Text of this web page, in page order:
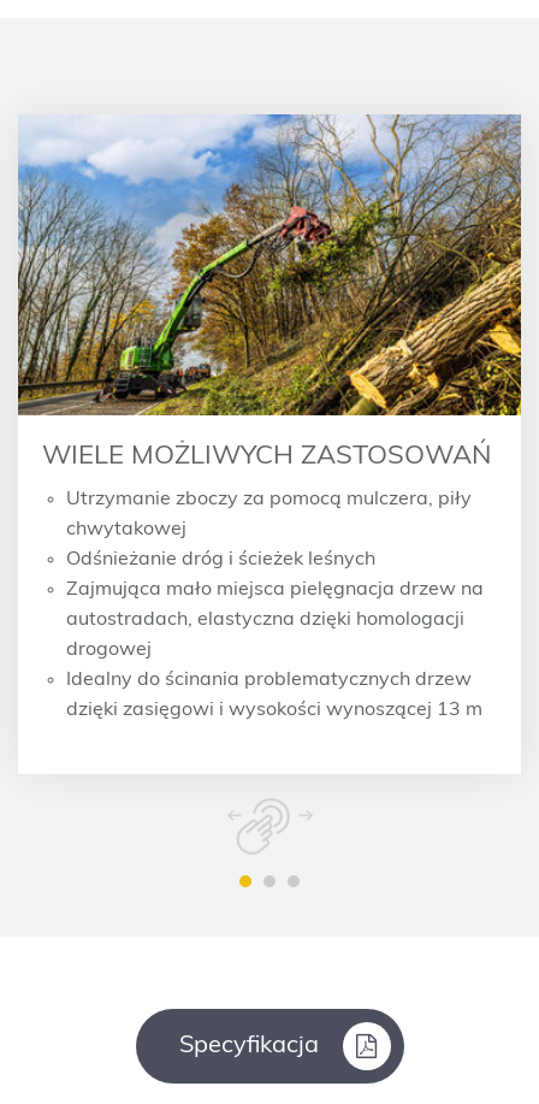
WIELE MOŻLIWYCH ZASTOSOWAŃ
Utrzymanie zboczy za pomocą mulczera, piły
chwytakowej
Odśnieżanie dróg i ścieżek leśnych
Zajmująca mało miejsca pielęgnacja drzew na
autostradach, elastyczna dzięki homologacji
drogowej
Idealny do ścinania problematycznych drzew
dzięki zasięgowi i wysokości wynoszącej 13 m
Specyfikacja